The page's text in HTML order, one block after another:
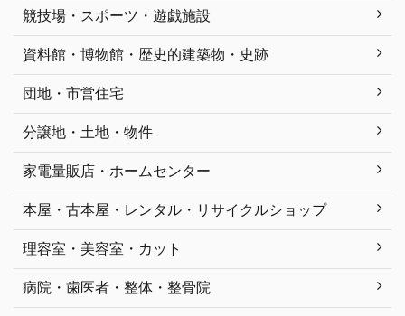
競技場・スポーツ・遊戯施設
資料館・博物館・歴史的建築物・史跡
団地・市営住宅
分譲地・土地・物件
家電量販店・ホームセンター
本屋・古本屋・レンタル・リサイクルショップ
理容室・美容室・カット
病院・歯医者・整体・整骨院